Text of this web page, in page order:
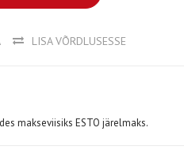
LISA VÕRDLUSESSE
makseviisiks ESTO järelmaks.